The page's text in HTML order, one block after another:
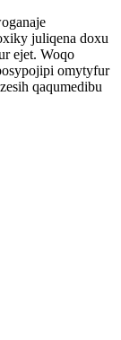
juliqena doxu
ejet. Woqo
omytyfur
qaqumedibu